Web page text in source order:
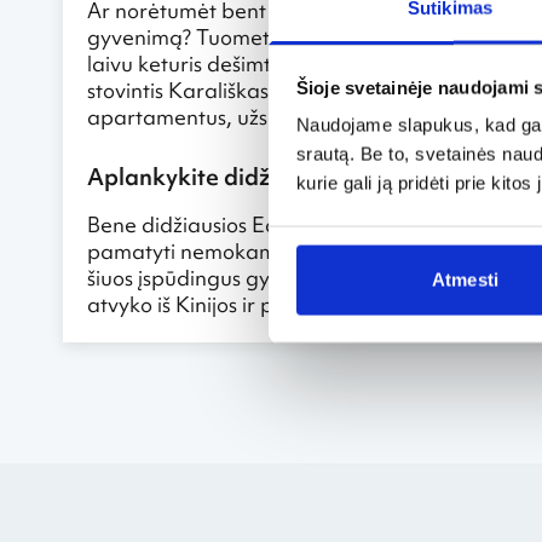
Sutikimas
Šioje svetainėje naudojami
Naudojame slapukus, kad
srautą. Be to, svetainės
kurie gali ją pridėti prie kitos
Atmesti
Ar norėtumėt bent akies kampeliu dirstelėti į
gyvenimą? Tuomet užsukite į Škotijos
laivu keturis dešimtmečius karališkosios
stovintis Karališkasis laivas šiuo metu yra
apartamentus, užsukti į karalienės pamėgtą
Aplankykite didžiąsias pandas
Bene didžiausios Edinburge įsikūrusio
pamatyti nemokamai, tačiau tokią galimybę
šiuos įspūdingus gyvūnus netrūksta. Dvi
atvyko iš Kinijos ir planuoja Edinburge